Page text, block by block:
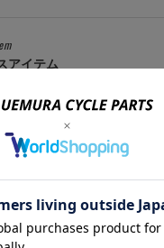
アイテム